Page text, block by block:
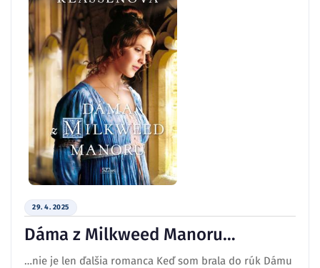
29. 4. 2025
Dáma z Milkweed Manoru…
…nie je len ďalšia romanca Keď som brala do rúk Dámu